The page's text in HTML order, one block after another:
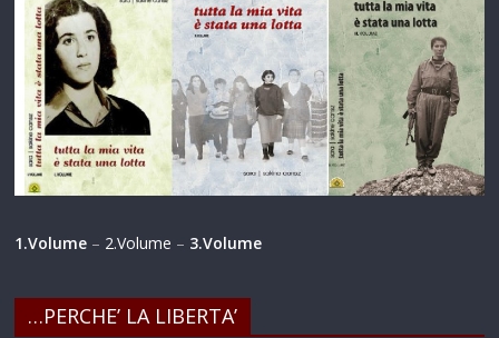
1.Volume – 2.Volume – 3.Volume
…PERCHE’ LA LIBERTA’